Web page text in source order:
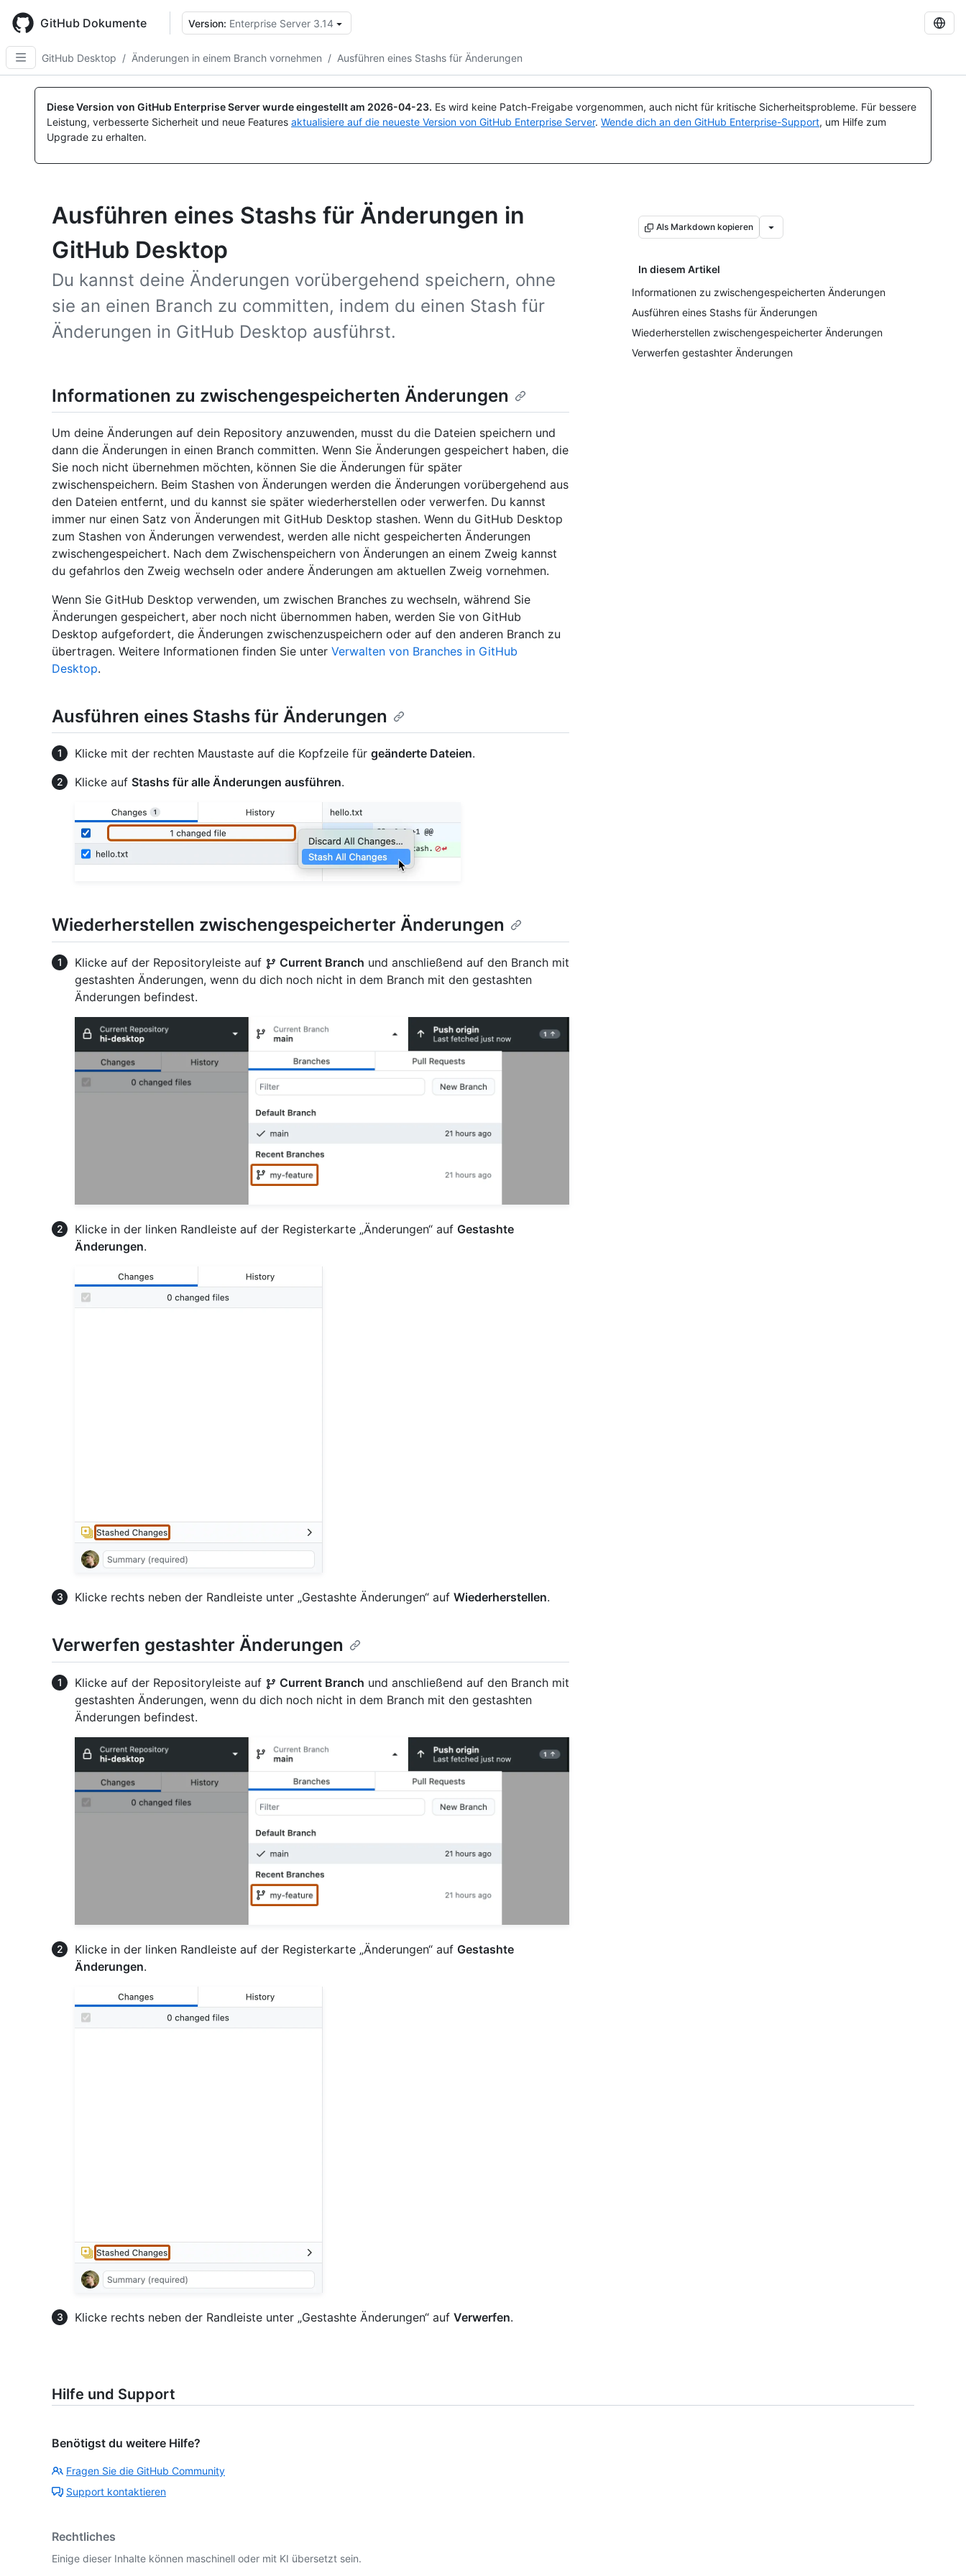
main
content
GitHub Dokumente Version: Enterprise Server 3.14
GitHub Desktop / Änderungen in einem Branch vornehmen / Ausführen eines Stashs für Änderungen
Diese Version von GitHub Enterprise Server wurde eingestellt am 2026-04-23. Es wird keine Patch-Freigabe vorgenommen, auch nicht für kritische Sicherheitsprobleme. Für bessere
Leistung, verbesserte Sicherheit und neue Features aktualisiere auf die neueste Version von GitHub Enterprise Server. Wende dich an den GitHub Enterprise-Support, um Hilfe zum
Upgrade zu erhalten.
Ausführen eines Stashs für Änderungen in
GitHub Desktop
Du kannst deine Änderungen vorübergehend speichern, ohne
sie an einen Branch zu committen, indem du einen Stash für
Änderungen in GitHub Desktop ausführst.
Als Markdown kopieren
In diesem Artikel
Informationen zu zwischengespeicherten Änderungen
Ausführen eines Stashs für Änderungen
Wiederherstellen zwischengespeicherter Änderungen
Verwerfen gestashter Änderungen
Informationen zu zwischengespeicherten Änderungen
Um deine Änderungen auf dein Repository anzuwenden, musst du die Dateien speichern und
dann die Änderungen in einen Branch committen. Wenn Sie Änderungen gespeichert haben, die
Sie noch nicht übernehmen möchten, können Sie die Änderungen für später
zwischenspeichern. Beim Stashen von Änderungen werden die Änderungen vorübergehend aus
den Dateien entfernt, und du kannst sie später wiederherstellen oder verwerfen. Du kannst
immer nur einen Satz von Änderungen mit GitHub Desktop stashen. Wenn du GitHub Desktop
zum Stashen von Änderungen verwendest, werden alle nicht gespeicherten Änderungen
zwischengespeichert. Nach dem Zwischenspeichern von Änderungen an einem Zweig kannst
du gefahrlos den Zweig wechseln oder andere Änderungen am aktuellen Zweig vornehmen.
Wenn Sie GitHub Desktop verwenden, um zwischen Branches zu wechseln, während Sie
Änderungen gespeichert, aber noch nicht übernommen haben, werden Sie von GitHub
Desktop aufgefordert, die Änderungen zwischenzuspeichern oder auf den anderen Branch zu
übertragen. Weitere Informationen finden Sie unter Verwalten von Branches in GitHub
Desktop.
Ausführen eines Stashs für Änderungen
Klicke mit der rechten Maustaste auf die Kopfzeile für geänderte Dateien.
Klicke auf Stashs für alle Änderungen ausführen.
Wiederherstellen zwischengespeicherter Änderungen
Klicke auf der Repositoryleiste auf Current Branch und anschließend auf den Branch mit
gestashten Änderungen, wenn du dich noch nicht in dem Branch mit den gestashten
Änderungen befindest.
Klicke in der linken Randleiste auf der Registerkarte „Änderungen“ auf Gestashte
Änderungen.
Klicke rechts neben der Randleiste unter „Gestashte Änderungen“ auf Wiederherstellen.
Verwerfen gestashter Änderungen
Klicke auf der Repositoryleiste auf Current Branch und anschließend auf den Branch mit
gestashten Änderungen, wenn du dich noch nicht in dem Branch mit den gestashten
Änderungen befindest.
Klicke in der linken Randleiste auf der Registerkarte „Änderungen“ auf Gestashte
Änderungen.
Klicke rechts neben der Randleiste unter „Gestashte Änderungen“ auf Verwerfen.
Hilfe und Support
Benötigst du weitere Hilfe?
Fragen Sie die GitHub Community
Support kontaktieren
Rechtliches
Einige dieser Inhalte können maschinell oder mit KI übersetzt sein.